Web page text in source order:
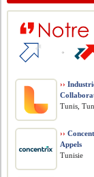
››
Tunis,
››
Appels
Tunisie